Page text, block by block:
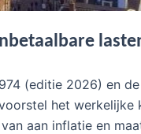
(editie 2026) en
het werkelijke
aan inflatie en